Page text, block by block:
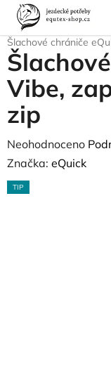
Přejít
obsah
Domů
Pro koně
Šlachové chrániče
Vibe,
zip
Průměrné
hodnocení
produktu
Neohodnoceno
Značka: eQuick
TIP